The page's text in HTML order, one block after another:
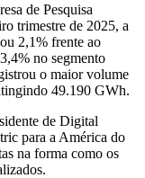
de Pesquisa
trimestre de 2025, a
2,1% frente ao
no segmento
o maior volume
49.190 GWh.
de Digital
para a América do
na forma como os